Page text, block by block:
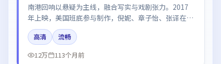
南港回响以悬疑为主线，融合写实与戏剧张力。2017
年上映，美国班底参与制作，倪妮、章子怡、张译在片
中呈现细腻表演，影像风格统一，配乐与剪辑强化了情
绪曲线。
高清
流畅
12万
113个月前